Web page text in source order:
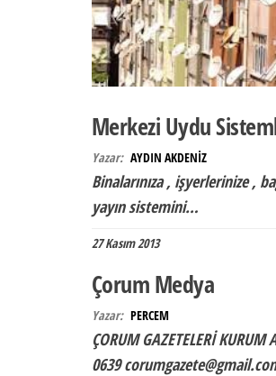
Merkezi Uydu
Yazar: AYDIN AKDENİZ
Binalarınıza , işyerlerinize ,
yayın sistemini…
27 Kasım 2013
Çorum Medya
Yazar: PERCEM
ÇORUM GAZETELERİ
0639